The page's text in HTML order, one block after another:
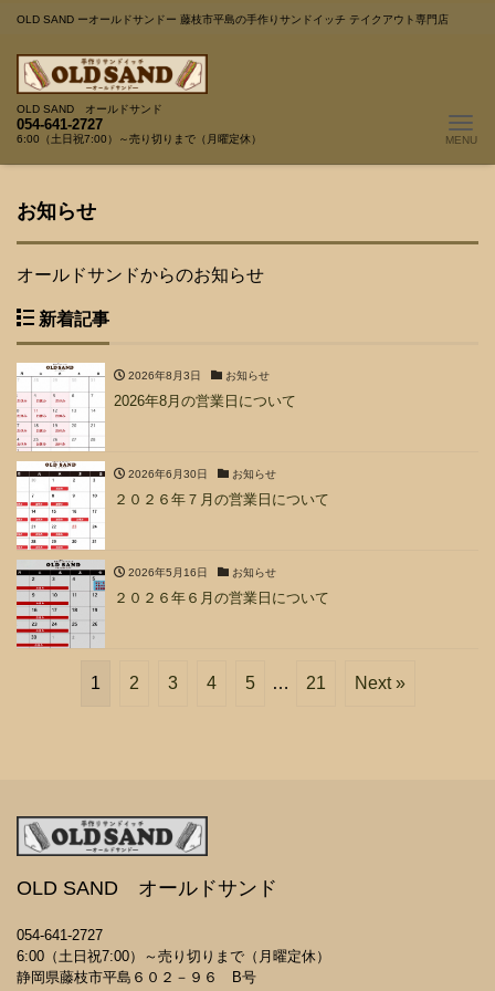
OLD SAND ーオールドサンドー 藤枝市平島の手作りサンドイッチ テイクアウト専門店
OLD SAND オールドサンド
054-641-2727
6:00（土日祝7:00）～売り切りまで（月曜定休）
お知らせ
オールドサンドからのお知らせ
新着記事
2026年8月3日 お知らせ
2026年8月の営業日について
2026年6月30日 お知らせ
２０２６年７月の営業日について
2026年5月16日 お知らせ
２０２６年６月の営業日について
1 2 3 4 5 … 21 Next »
OLD SAND オールドサンド
054-641-2727
6:00（土日祝7:00）～売り切りまで（月曜定休）
静岡県藤枝市平島６０２－９６ B号